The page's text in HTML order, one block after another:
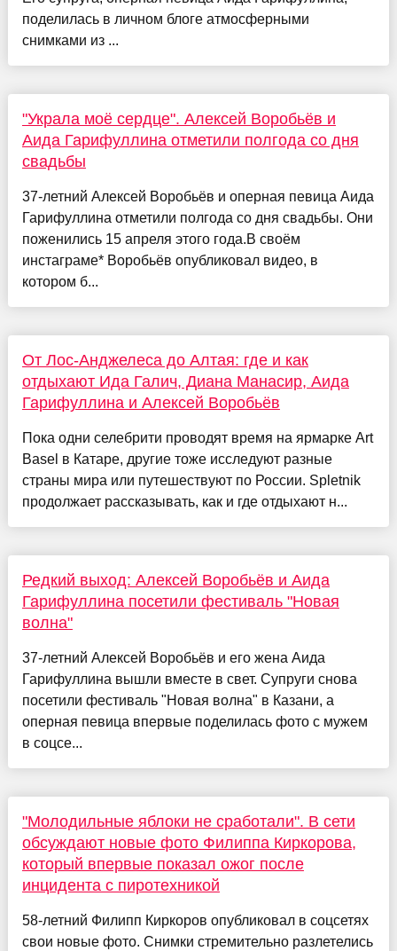
поделилась в личном блоге атмосферными
снимками из ...
"Украла моё сердце". Алексей Воробьёв и
Аида Гарифуллина отметили полгода со дня
свадьбы
37-летний Алексей Воробьёв и оперная певица Аида
Гарифуллина отметили полгода со дня свадьбы. Они
поженились 15 апреля этого года.В своём
инстаграме* Воробьёв опубликовал видео, в
котором б...
От Лос-Анджелеса до Алтая: где и как
отдыхают Ида Галич, Диана Манасир, Аида
Гарифуллина и Алексей Воробьёв
Пока одни селебрити проводят время на ярмарке Art
Basel в Катаре, другие тоже исследуют разные
страны мира или путешествуют по России. Spletnik
продолжает рассказывать, как и где отдыхают н...
Редкий выход: Алексей Воробьёв и Аида
Гарифуллина посетили фестиваль "Новая
волна"
37-летний Алексей Воробьёв и его жена Аида
Гарифуллина вышли вместе в свет. Супруги снова
посетили фестиваль "Новая волна" в Казани, а
оперная певица впервые поделилась фото с мужем
в соцсе...
"Молодильные яблоки не сработали". В сети
обсуждают новые фото Филиппа Киркорова,
который впервые показал ожог после
инцидента с пиротехникой
58-летний Филипп Киркоров опубликовал в соцсетях
свои новые фото. Снимки стремительно разлетелись